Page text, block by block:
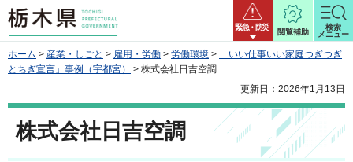
栃木県 緊急・防災
閲覧補助
検索
メニュー
ホーム > 産業・しごと > 雇用・労働 > 労働環境 >
「いい仕事いい家庭つぎつぎ
とちぎ宣言」事例（宇都宮）
> 株式会社日吉空調
更新日：2026年1月13日
株式会社日吉空調